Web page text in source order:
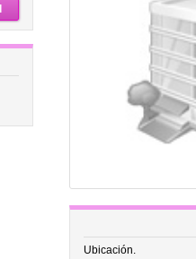
Ubicación.